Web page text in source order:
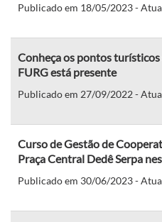
Publicado em 18/05/2023 -
Conheça os pontos
FURG está presente
Publicado em 27/09/2022 -
Curso de Gestão de
Praça Central Dedê Serpa
Publicado em 30/06/2023 -